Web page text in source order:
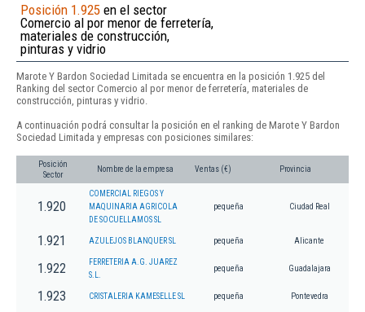
Posición 1.925 en el sector
Comercio al por menor de ferretería,
materiales de construcción,
pinturas y vidrio
Marote Y Bardon Sociedad Limitada se encuentra en la posición 1.925 del
Ranking del sector Comercio al por menor de ferretería, materiales de
construcción, pinturas y vidrio.
A continuación podrá consultar la posición en el ranking de Marote Y Bardon
Sociedad Limitada y empresas con posiciones similares:
Posición
Sector
Nombre de la empresa Ventas (€) Provincia
1.920
COMERCIAL RIEGOS Y
MAQUINARIA AGRICOLA
DE SOCUELLAMOS SL
pequeña Ciudad Real
1.921 AZULEJOS BLANQUER SL pequeña Alicante
1.922
FERRETERIA A.G. JUAREZ
S.L.
pequeña Guadalajara
1.923 CRISTALERIA KAMESELLE SL pequeña Pontevedra